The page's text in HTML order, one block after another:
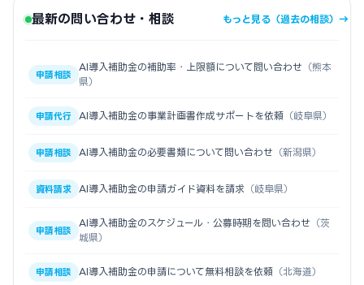
最新の問い合わせ・相談 もっと見る（過去の相談）→
申請相談
AI導入補助金の補助率・上限額について問い合わせ （熊本
県）
申請代行 AI導入補助金の事業計画書作成サポートを依頼 （岐阜県）
申請相談 AI導入補助金の必要書類について問い合わせ （新潟県）
資料請求 AI導入補助金の申請ガイド資料を請求 （岐阜県）
申請相談
AI導入補助金のスケジュール・公募時期を問い合わせ （茨
城県）
申請相談 AI導入補助金の申請について無料相談を依頼 （北海道）